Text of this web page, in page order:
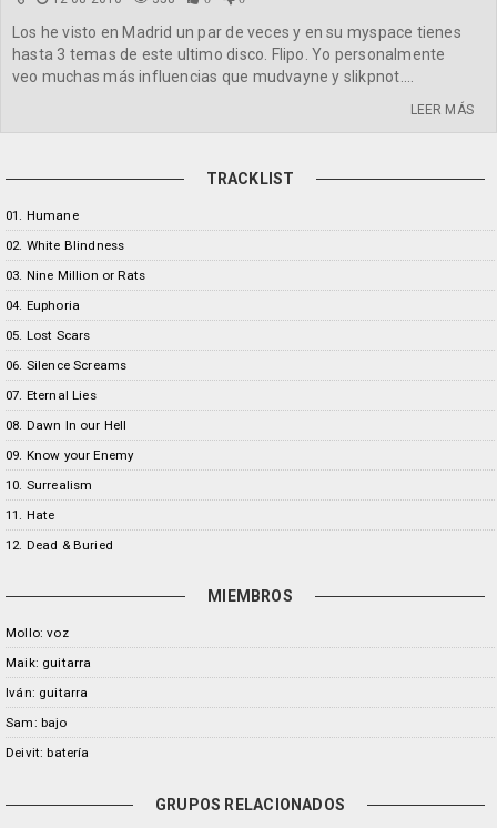
Los he visto en Madrid un par de veces y en su myspace tienes
hasta 3 temas de este ultimo disco. Flipo. Yo personalmente
veo muchas más influencias que mudvayne y slikpnot....
LEER MÁS
TRACKLIST
01. Humane
02. White Blindness
03. Nine Million or Rats
04. Euphoria
05. Lost Scars
06. Silence Screams
07. Eternal Lies
08. Dawn In our Hell
09. Know your Enemy
10. Surrealism
11. Hate
12. Dead & Buried
MIEMBROS
Mollo: voz
Maik: guitarra
Iván: guitarra
Sam: bajo
Deivit: batería
GRUPOS RELACIONADOS